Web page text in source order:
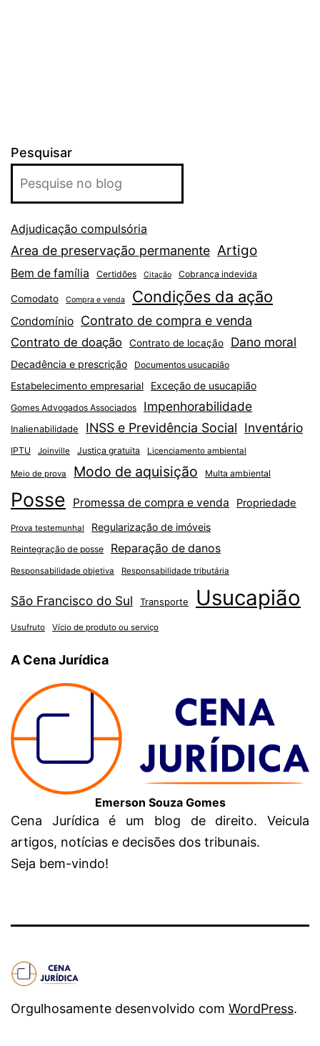
Pesquisar
Adjudicação compulsória
Area de preservação permanente Artigo
Bem de família Certidões Citação Cobrança indevida
Comodato Compra e venda Condições da ação
Condomínio Contrato de compra e venda
Contrato de doação Contrato de locação Dano moral
Decadência e prescrição Documentos usucapião
Estabelecimento empresarial Exceção de usucapião
Gomes Advogados Associados Impenhorabilidade
Inalienabilidade INSS e Previdência Social Inventário
IPTU Joinville Justiça gratuita Licenciamento ambiental
Meio de prova Modo de aquisição Multa ambiental
Posse Promessa de compra e venda Propriedade
Prova testemunhal Regularização de imóveis
Reintegração de posse Reparação de danos
Responsabilidade objetiva Responsabilidade tributária
São Francisco do Sul Transporte Usucapião
Usufruto Vício de produto ou serviço
A Cena Jurídica
Emerson Souza Gomes
Cena Jurídica é um blog de direito. Veicula
artigos, notícias e decisões dos tribunais.
Seja bem-vindo!
Orgulhosamente desenvolvido com WordPress.